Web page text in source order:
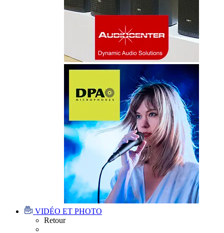
VIDÉO ET PHOTO
Retour